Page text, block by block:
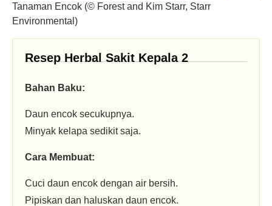
Tanaman Encok (© Forest and Kim Starr, Starr
Environmental)
Resep Herbal Sakit Kepala 2
Bahan Baku:
Daun encok secukupnya.
Minyak kelapa sedikit saja.
Cara Membuat:
Cuci daun encok dengan air bersih.
Pipiskan dan haluskan daun encok.